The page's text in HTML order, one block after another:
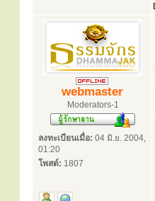
webmaster
Moderators-1
ลงทะเบียนเมื่อ: 04 มิ.ย. 2004,
01:20
โพสต์: 1807